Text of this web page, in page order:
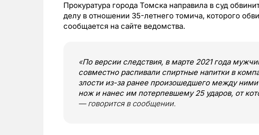
Прокуратура города Томска направила в суд
делу в отношении 35-летнего томича, которого
сообщается на сайте ведомства.
«По версии следствия, в марте 2021 года
совместно распивали спиртные напитки в
злости из-за ранее произошедшего между
нож и нанес им потерпевшему 25 ударов, от
— говорится в сообщении.